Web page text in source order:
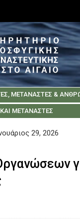
ΜΕΤΑΝΆΣΤΕΣ &
ΜΕΤΑΝΆΣΤΕΣ
ΚΟΙΝΩΝΊΑ ΤΗΣ
ΕΛΛΗΝΙΚΆ
29, 2026